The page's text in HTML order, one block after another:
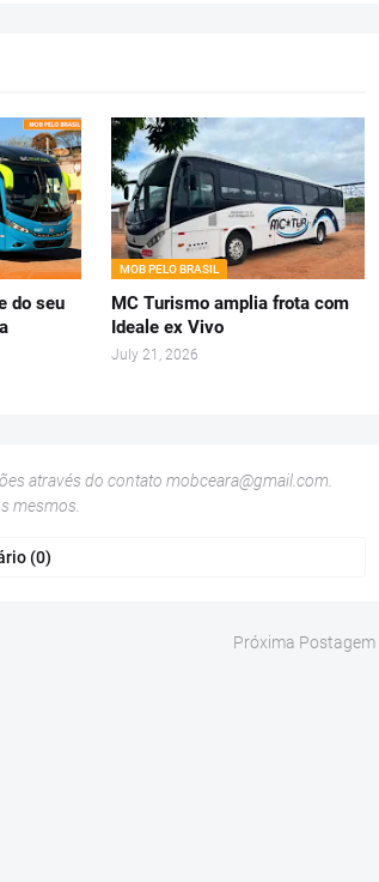
do seu
MOB PELO BRASIL
MC Turismo amplia frota com
Ideale ex Vivo
July 21, 2026
através do contato mobceara@gmail.com.
mesmos.
(0)
Próxima Postagem